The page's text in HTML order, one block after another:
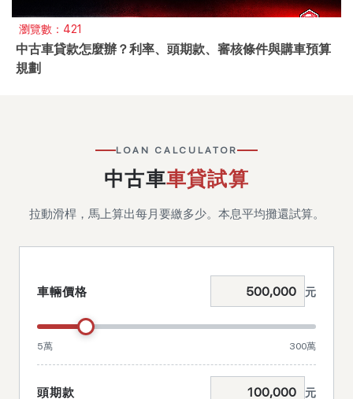
瀏覽數：421
中古車貸款怎麼辦？利率、頭期款、審核條件與購車預算
規劃